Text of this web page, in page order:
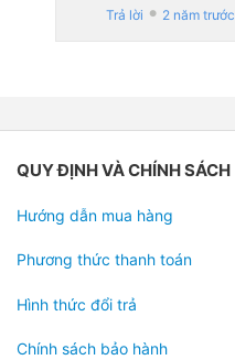
Trả lời ● 2 năm trước
QUY ĐỊNH VÀ CHÍNH SÁCH
Hướng dẫn mua hàng
Phương thức thanh toán
Hình thức đổi trả
Chính sách bảo hành